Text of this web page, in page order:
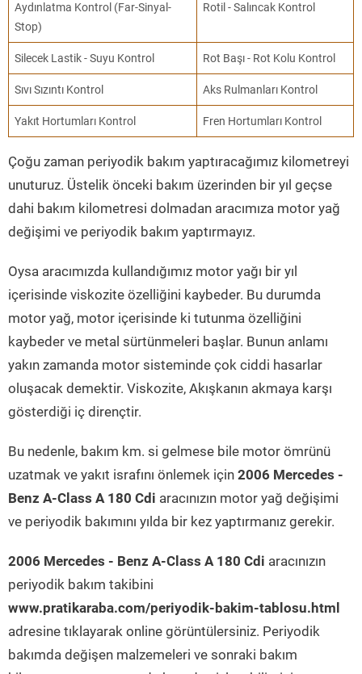
Aydınlatma Kontrol (Far-Sinyal-
Stop)
Rotil - Salıncak Kontrol
Silecek Lastik - Suyu Kontrol Rot Başı - Rot Kolu Kontrol
Sıvı Sızıntı Kontrol Aks Rulmanları Kontrol
Yakıt Hortumları Kontrol Fren Hortumları Kontrol
Çoğu zaman periyodik bakım yaptıracağımız kilometreyi
unuturuz. Üstelik önceki bakım üzerinden bir yıl geçse
dahi bakım kilometresi dolmadan aracımıza motor yağ
değişimi ve periyodik bakım yaptırmayız.
Oysa aracımızda kullandığımız motor yağı bir yıl
içerisinde viskozite özelliğini kaybeder. Bu durumda
motor yağ, motor içerisinde ki tutunma özelliğini
kaybeder ve metal sürtünmeleri başlar. Bunun anlamı
yakın zamanda motor sisteminde çok ciddi hasarlar
oluşacak demektir. Viskozite, Akışkanın akmaya karşı
gösterdiği iç dirençtir.
Bu nedenle, bakım km. si gelmese bile motor ömrünü
uzatmak ve yakıt israfını önlemek için 2006 Mercedes -
Benz A-Class A 180 Cdi aracınızın motor yağ değişimi
ve periyodik bakımını yılda bir kez yaptırmanız gerekir.
2006 Mercedes - Benz A-Class A 180 Cdi aracınızın
periyodik bakım takibini
www.pratikaraba.com/periyodik-bakim-tablosu.html
adresine tıklayarak online görüntülersiniz. Periyodik
bakımda değişen malzemeleri ve sonraki bakım